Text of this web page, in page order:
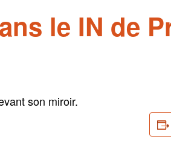
le IN de
son miroir.